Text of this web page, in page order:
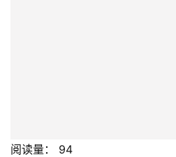
阅读量： 94